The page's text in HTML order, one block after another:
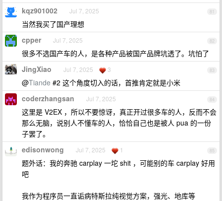
81
kqz901002 Jul 7, 2025
当然我买了国产理想
82
cpper Jul 7, 2025
很多不选国产车的人，是各种产品被国产品牌坑透了。坑怕了
83
JingXiao Jul 7, 2025 3
@Tiande #2 这个角度切入的话，首推肯定就是小米
84
coderzhangsan Jul 7, 2025
这里是 V2EX ，所以不要惊讶，真正开过很多车的人，反而不会
那么无脑，说别人不懂车的人，恰恰自己也是被人 pua 的一份
子罢了。
85
edisonwong Jul 7, 2025 1
题外话：我的奔驰 carplay 一坨 shit ，可能别的车 carplay 好用
吧
我作为程序员一直诟病特斯拉纯视觉方案，强光、地库等